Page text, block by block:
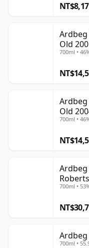
Ardbeg
Old
700ml •
Ardbeg
Old
700ml •
Ardbeg
700ml •
Ardbeg
700ml •